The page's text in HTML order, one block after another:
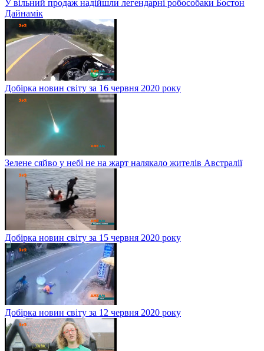
У вільний продаж надійшли легендарні робособаки Бостон
Дайнамік
Добірка новин світу за 16 червня 2020 року
Зелене сяйво у небі не на жарт налякало жителів Австралії
Добірка новин світу за 15 червня 2020 року
Добірка новин світу за 12 червня 2020 року